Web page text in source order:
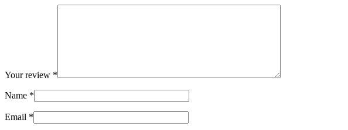
Your review *
Name *
Email *